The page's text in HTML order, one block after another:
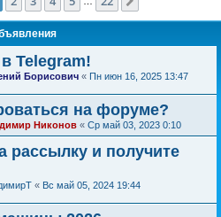
Telegram!
Борисович « Пн июн 16, 2025 13:47
на форуме?
Никонов « Ср май 03, 2023 0:10
рассылку и получите
« Вс май 05, 2024 19:44